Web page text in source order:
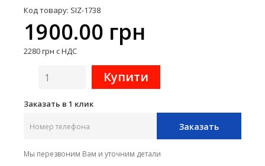
Код товару: SIZ-1738
1900.00 грн
2280 грн с НДС
Заказать в 1 клик
Заказать
Мы перезвоним Вам и уточним детали